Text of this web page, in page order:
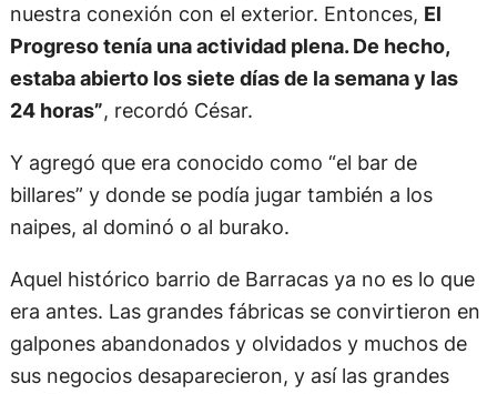
nuestra conexión con el exterior. Entonces, El
Progreso tenía una actividad plena. De hecho,
estaba abierto los siete días de la semana y las
24 horas”, recordó César.
Y agregó que era conocido como “el bar de
billares” y donde se podía jugar también a los
naipes, al dominó o al burako.
Aquel histórico barrio de Barracas ya no es lo que
era antes. Las grandes fábricas se convirtieron en
galpones abandonados y olvidados y muchos de
sus negocios desaparecieron, y así las grandes